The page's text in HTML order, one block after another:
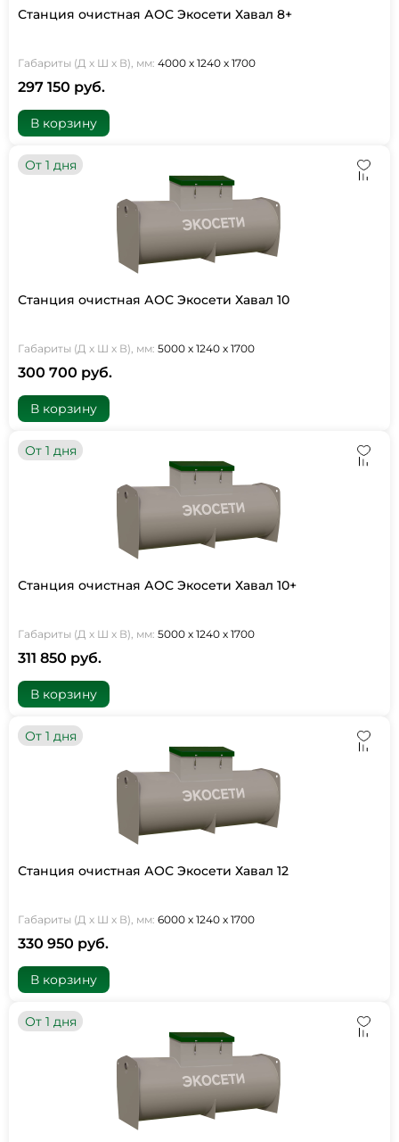
Станция очистная АОС Экосети Хавал 8+
Габариты (Д х Ш х В), мм: 4000 х 1240 х 1700
297 150 руб.
В корзину
От 1 дня
Станция очистная АОС Экосети Хавал 10
Габариты (Д х Ш х В), мм: 5000 х 1240 х 1700
300 700 руб.
В корзину
От 1 дня
Станция очистная АОС Экосети Хавал 10+
Габариты (Д х Ш х В), мм: 5000 х 1240 х 1700
311 850 руб.
В корзину
От 1 дня
Станция очистная АОС Экосети Хавал 12
Габариты (Д х Ш х В), мм: 6000 х 1240 х 1700
330 950 руб.
В корзину
От 1 дня